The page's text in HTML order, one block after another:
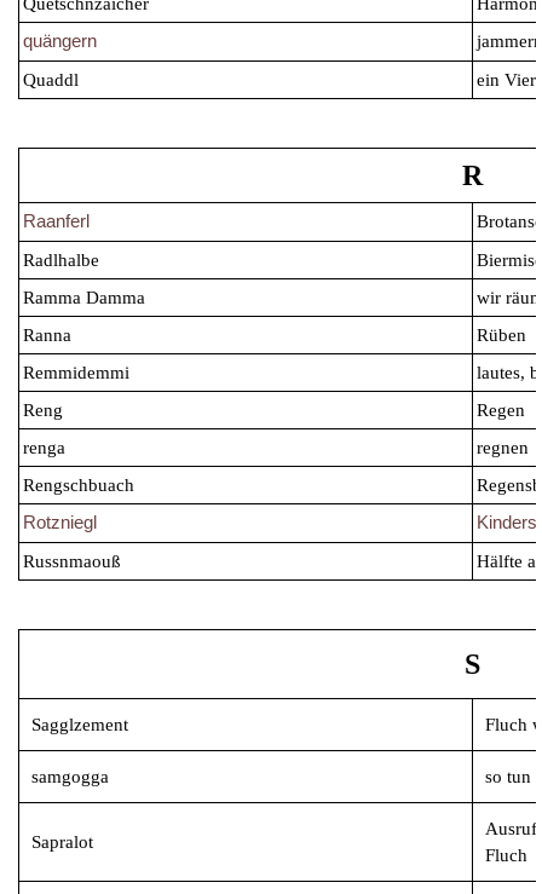
quängern
jammern
Quaddl
ein
R
Raanferl
Radlhalbe
Ramma Damma
wir
Ranna
Rüben
Remmidemmi
lautes,
Reng
Regen
renga
regnen
Rengschbuach
Rotzniegl
Russnmaouß
Hälfte
S
Sagglzement Fluch
samgogga so tun
Sapralot
Ausruf
Fluch